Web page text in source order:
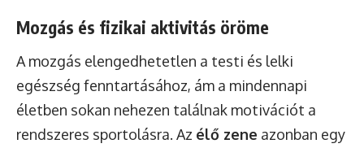
Mozgás és fizikai aktivitás öröme
A mozgás elengedhetetlen a testi és lelki
egészség fenntartásához, ám a mindennapi
életben sokan nehezen találnak motivációt a
rendszeres sportolásra. Az élő zene azonban egy